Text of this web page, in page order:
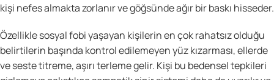
kişi nefes almakta zorlanır ve göğsünde ağır bir baskı hisseder.
Özellikle sosyal fobi yaşayan kişilerin en çok rahatsız olduğu
belirtilerin başında kontrol edilemeyen yüz kızarması, ellerde
ve seste titreme, aşırı terleme gelir. Kişi bu bedensel tepkileri